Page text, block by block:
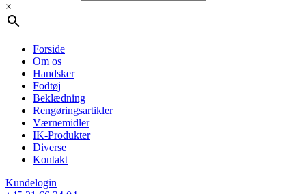
×
Forside
Om os
Handsker
Fodtøj
Beklædning
Rengøringsartikler
Værnemidler
IK-Produkter
Diverse
Kontakt
Kundelogin